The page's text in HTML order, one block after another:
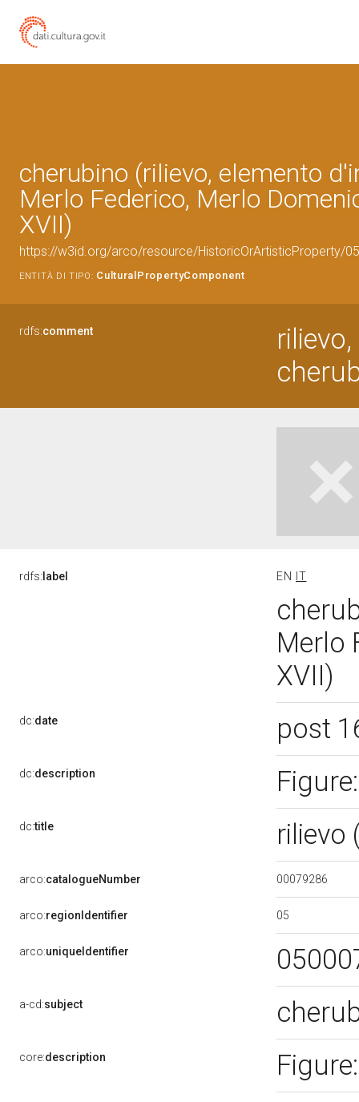
cherubino (rilievo, elemento
Merlo Federico, Merlo
XVII)
https://w3id.org/arco/resource/HistoricOrArtisticProperty/
ENTITÀ DI TIPO: CulturalPropertyComponent
rdfs:comment
rdfs: label EN IT
Merlo
XVII)
dc:date post
dc:description
dc:title rilievo
arco:catalogueNumber 00079286
arco:regionIdentifier 05
arco:uniqueIdentifier
a-cd:subject
core:description